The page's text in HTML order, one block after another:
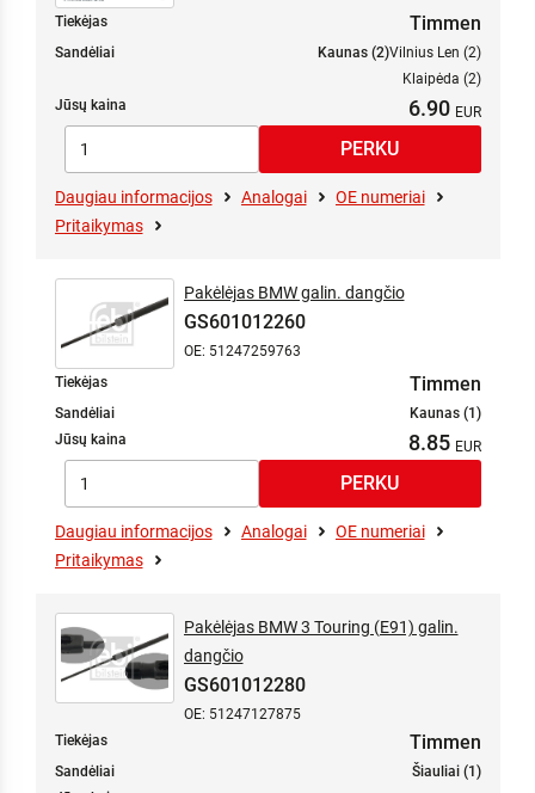
Tiekėjas
Timmen
Sandėliai Kaunas (2)Vilnius Len (2)
Klaipėda (2)
Jūsų kaina
6.90
Daugiau informacijos Analogai
OE numeriai
Pritaikymas
Pakėlėjas BMW galin. dangčio
GS601012260
OE: 51247259763
Tiekėjas
Timmen
Sandėliai
Kaunas (1)
Jūsų kaina
8.85
Daugiau informacijos Analogai
OE numeriai
Pritaikymas
Pakėlėjas BMW 3 Touring (E91) galin.
dangčio
GS601012280
OE: 51247127875
Tiekėjas
Timmen
Sandėliai
Šiauliai (1)